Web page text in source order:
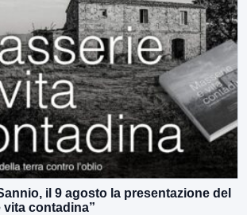
il 9 agosto la presentazione del
vita contadina”